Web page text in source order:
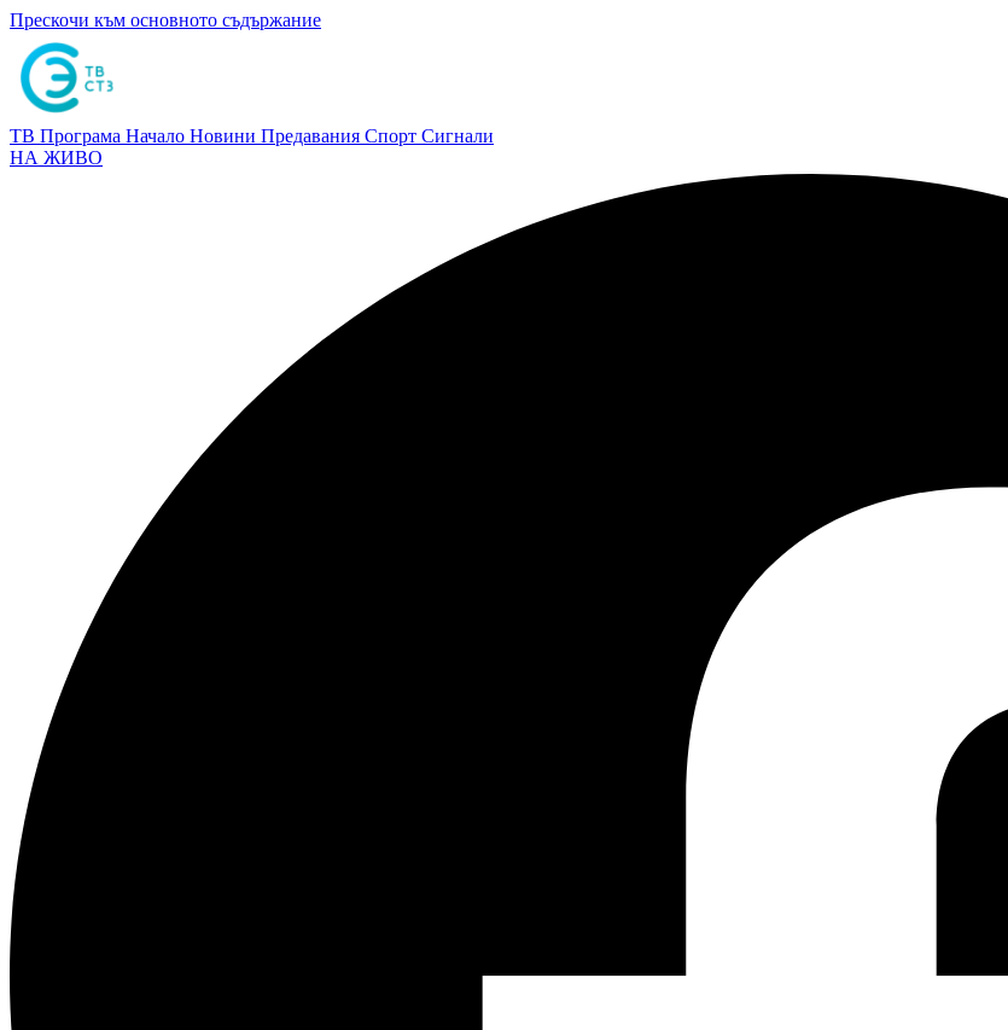
Прескочи към основното съдържание
ТВ Програма Начало Новини Предавания Спорт Сигнали
НА ЖИВО